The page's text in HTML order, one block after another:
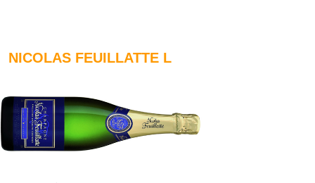
NICOLAS FEUILLATTE L